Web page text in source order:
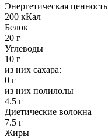
Энергетическая ценность
200 кКал
Белок
20 г
Углеводы
10 г
из них сахара:
0 г
из них полилолы
4.5 г
Диетические волокна
7.5 г
Жиры